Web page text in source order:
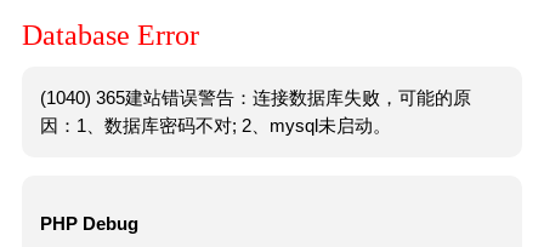
Database Error
(1040) 365建站错误警告：连接数据库失败，可能的原
因：1、数据库密码不对; 2、mysql未启动。
PHP Debug